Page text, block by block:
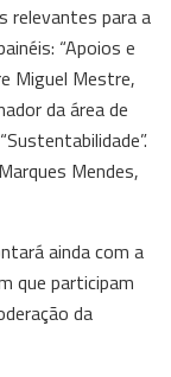
relevantes para a
“Apoios e
Miguel Mestre,
da área de
Mendes,
ainda com a
que participam
da